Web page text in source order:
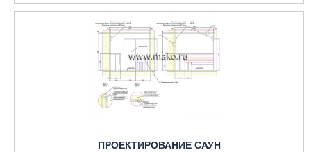
ПРОЕКТИРОВАНИЕ САУН